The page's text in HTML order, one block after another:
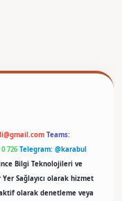
Teams:
726 Telegram: @karabul
Bilgi Teknolojileri ve
Sağlayıcı olarak hizmet
olarak denetleme veya